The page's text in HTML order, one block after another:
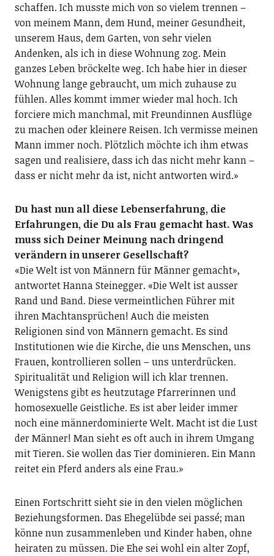
schaffen. Ich musste mich von so vielem trennen –
von meinem Mann, dem Hund, meiner Gesundheit,
unserem Haus, dem Garten, von sehr vielen
Andenken, als ich in diese Wohnung zog. Mein
ganzes Leben bröckelte weg. Ich habe hier in dieser
Wohnung lange gebraucht, um mich zuhause zu
fühlen. Alles kommt immer wieder mal hoch. Ich
forciere mich manchmal, mit Freundinnen Ausflüge
zu machen oder kleinere Reisen. Ich vermisse meinen
Mann immer noch. Plötzlich möchte ich ihm etwas
sagen und realisiere, dass ich das nicht mehr kann –
dass er nicht mehr da ist, nicht antworten wird.»
Du hast nun all diese Lebenserfahrung, die
Erfahrungen, die Du als Frau gemacht hast. Was
muss sich Deiner Meinung nach dringend
verändern in unserer Gesellschaft?
«Die Welt ist von Männern für Männer gemacht»,
antwortet Hanna Steinegger. «Die Welt ist ausser
Rand und Band. Diese vermeintlichen Führer mit
ihren Machtansprüchen! Auch die meisten
Religionen sind von Männern gemacht. Es sind
Institutionen wie die Kirche, die uns Menschen, uns
Frauen, kontrollieren sollen – uns unterdrücken.
Spiritualität und Religion will ich klar trennen.
Wenigstens gibt es heutzutage Pfarrerinnen und
homosexuelle Geistliche. Es ist aber leider immer
noch eine männerdominierte Welt. Macht ist die Lust
der Männer! Man sieht es oft auch in ihrem Umgang
mit Tieren. Sie wollen das Tier dominieren. Ein Mann
reitet ein Pferd anders als eine Frau.»
Einen Fortschritt sieht sie in den vielen möglichen
Beziehungsformen. Das Ehegelübde sei passé; man
könne nun zusammenleben und Kinder haben, ohne
heiraten zu müssen. Die Ehe sei wohl ein alter Zopf,